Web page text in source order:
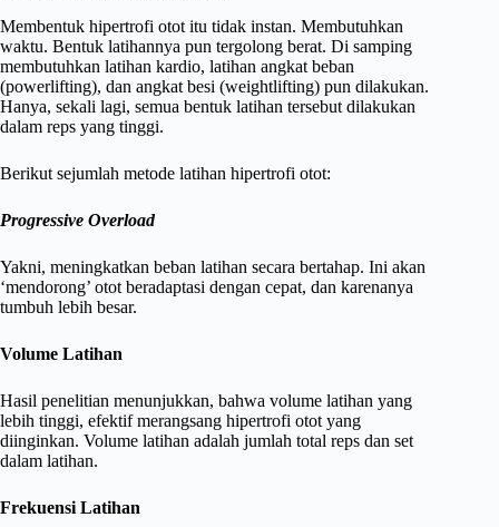
Membentuk hipertrofi otot itu tidak instan. Membutuhkan
waktu. Bentuk latihannya pun tergolong berat. Di samping
membutuhkan latihan kardio, latihan angkat beban
(powerlifting), dan angkat besi (weightlifting) pun dilakukan.
Hanya, sekali lagi, semua bentuk latihan tersebut dilakukan
dalam reps yang tinggi.
Berikut sejumlah metode latihan hipertrofi otot:
Progressive Overload
Yakni, meningkatkan beban latihan secara bertahap. Ini akan
‘mendorong’ otot beradaptasi dengan cepat, dan karenanya
tumbuh lebih besar.
Volume Latihan
Hasil penelitian menunjukkan, bahwa volume latihan yang
lebih tinggi, efektif merangsang hipertrofi otot yang
diinginkan. Volume latihan adalah jumlah total reps dan set
dalam latihan.
Frekuensi Latihan